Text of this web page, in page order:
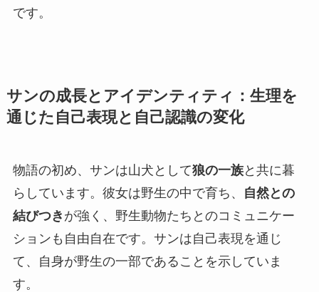
です。
サンの成長とアイデンティティ：生理を
通じた自己表現と自己認識の変化
物語の初め、サンは山犬として狼の一族と共に暮
らしています。彼女は野生の中で育ち、
自然との
結びつき が強く、野生動物たちとのコミュニケー
ションも自由自在です。サンは自己表現を通じ
て、自身が野生の一部であることを示していま
す。